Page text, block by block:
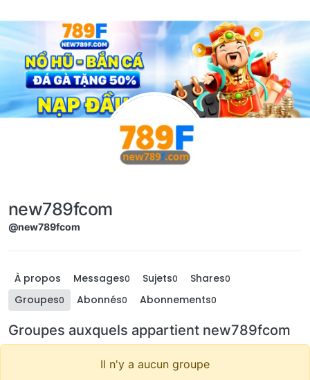
new789fcom
@new789fcom
À propos Messages0 Sujets0 Shares0
Groupes0 Abonnés0 Abonnements0
Groupes auxquels appartient new789fcom
Il n'y a aucun groupe